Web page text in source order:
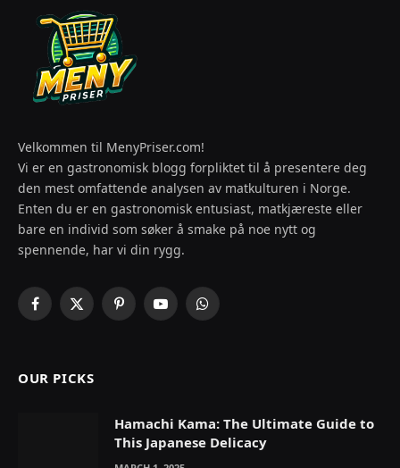
Velkommen til MenyPriser.com!
Vi er en gastronomisk blogg forpliktet til å presentere deg
den mest omfattende analysen av matkulturen i Norge.
Enten du er en gastronomisk entusiast, matkjæreste eller
bare en individ som søker å smake på noe nytt og
spennende, har vi din rygg.
Facebook
X
PinterestYouTubeWhatsApp
OUR PICKS
Hamachi Kama: The Ultimate Guide to
This Japanese Delicacy